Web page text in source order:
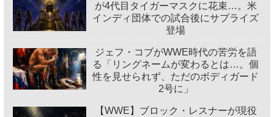
が4代目タイガーマスクに花束…。米
インディ団体での試合後にサプライズ
登場
ジェフ・コブがWWE時代の苦労を語
る「リングネームが変わるとは…。個
性を見せられず、ただのボディガード
2号に」
【WWE】ブロック・レスナーが現役